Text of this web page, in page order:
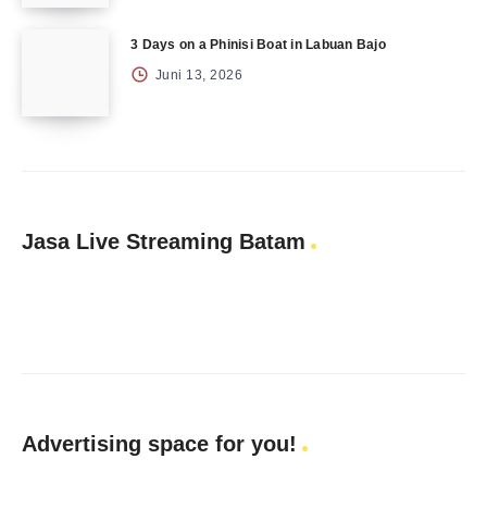
3 Days on a Phinisi Boat in Labuan Bajo
Juni 13, 2026
Jasa Live Streaming Batam
Advertising space for you!